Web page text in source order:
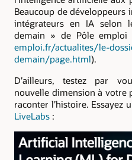
Beaucoup de
intégrateurs en IA selon
demain » de Pôle emploi
emploi.fr/actualites/le-
demain/page.html).
D’ailleurs, testez par
nouvelle dimension à votre
raconter l’histoire. Essayez
LiveLabs :